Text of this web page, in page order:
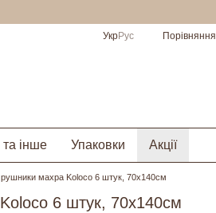
УкрРус Порівняння
інше Упаковки Акції
рушники махра Koloco 6 штук, 70х140см
6 штук, 70х140см